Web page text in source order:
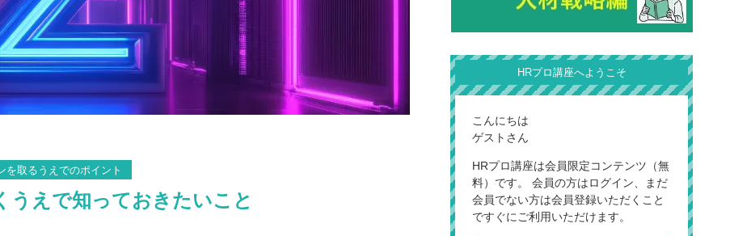
を取るうえでのポイント
うえで知っておきたいこと
HRプロ講座へようこそ
こんにちは
ゲストさん
HRプロ講座は会員限定コンテンツ（無
料）です。 会員の方はログイン、まだ
会員でない方は会員登録いただくこと
ですぐにご利用いただけます。